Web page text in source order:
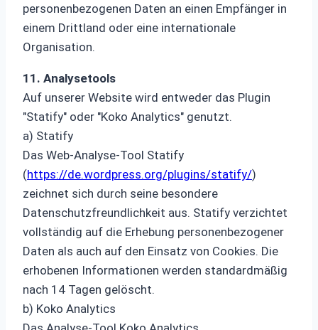
personenbezogenen Daten an einen Empfänger in
einem Drittland oder eine internationale
Organisation.
11. Analysetools
Auf unserer Website wird entweder das Plugin
"Statify" oder "Koko Analytics" genutzt.
a) Statify
Das Web-Analyse-Tool Statify
(https://de.wordpress.org/plugins/statify/)
zeichnet sich durch seine besondere
Datenschutzfreundlichkeit aus. Statify verzichtet
vollständig auf die Erhebung personenbezogener
Daten als auch auf den Einsatz von Cookies. Die
erhobenen Informationen werden standardmäßig
nach 14 Tagen gelöscht.
b) Koko Analytics